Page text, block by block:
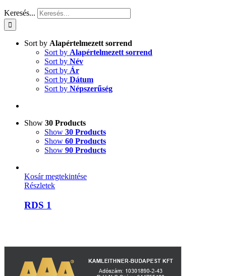
Keresés...
Sort by Alapértelmezett sorrend
Sort by Alapértelmezett sorrend
Sort by Név
Sort by Ár
Sort by Dátum
Sort by Népszerűség
Show 30 Products
Show 30 Products
Show 60 Products
Show 90 Products
Kosár megtekintése
Részletek
RDS 1